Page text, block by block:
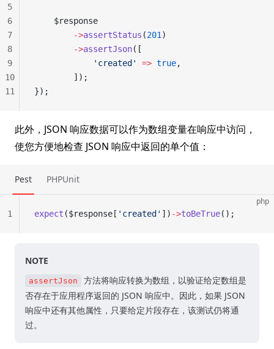
    $response
        ->
assertStatus (201 )
        ->
assertJson([
            'created'
=> true,
        ]);
});
5
6
7
8
9
10
11
此外，JSON 响应数据可以作为数组变量在响应中访问，
使您方便地检查 JSON 响应中返回的单个值：
Pest PHPUnit
php
expect ($response[ 'created' ]) ->toBeTrue();
1
NOTE
assertJson
方法将响应转换为数组，以验证给定数组是
否存在于应用程序返回的 JSON 响应中。因此，如果 JSON
响应中还有其他属性，只要给定片段存在，该测试仍将通
过。